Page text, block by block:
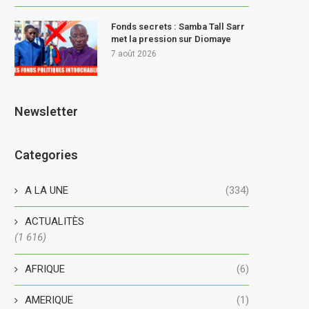
Fonds secrets : Samba Tall Sarr
met la pression sur Diomaye
7 août 2026
Newsletter
Categories
A LA UNE (334)
ACTUALITÈS
(1 616)
AFRIQUE (6)
AMERIQUE (1)